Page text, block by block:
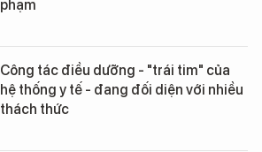
phạm
Công tác điều dưỡng - "trái tim" của
hệ thống y tế - đang đối diện với nhiều
thách thức